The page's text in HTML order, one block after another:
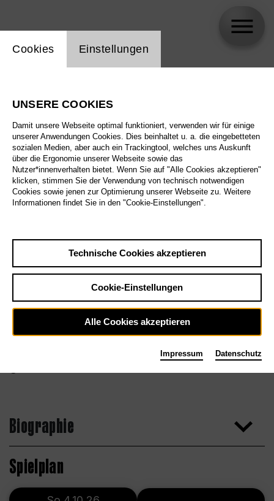
Biographie
Spielplan
Einstellung Website Cookie
Cookies Einstellungen
UNSERE COOKIES
Damit unsere Webseite optimal funktioniert, verwenden wir für einige
unserer Anwendungen Cookies. Dies beinhaltet u. a. die eingebetteten
sozialen Medien, aber auch ein Trackingtool, welches uns Auskunft
über die Ergonomie unserer Webseite sowie das
Nutzer*innenverhalten bietet. Wenn Sie auf "Alle Cookies akzeptieren"
klicken, stimmen Sie der Verwendung von technisch notwendigen
Cookies sowie jenen zur Optimierung unserer Webseite zu. Weitere
Informationen findet Sie in den "Cookie-Einstellungen".
Technische Cookies akzeptieren
Cookie-Einstellungen
Alle Cookies akzeptieren
Impressum Datenschutz